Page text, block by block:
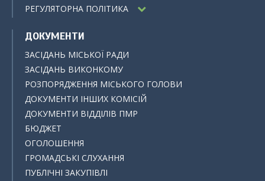
РЕГУЛЯТОРНА ПОЛІТИКА
ДОКУМЕНТИ
ЗАСІДАНЬ МІСЬКОЇ РАДИ
ЗАСІДАНЬ ВИКОНКОМУ
РОЗПОРЯДЖЕННЯ МІСЬКОГО ГОЛОВИ
ДОКУМЕНТИ ІНШИХ КОМІСІЙ
ДОКУМЕНТИ ВІДДІЛІВ ПМР
БЮДЖЕТ
ОГОЛОШЕННЯ
ГРОМАДСЬКІ СЛУХАННЯ
ПУБЛІЧНІ ЗАКУПІВЛІ